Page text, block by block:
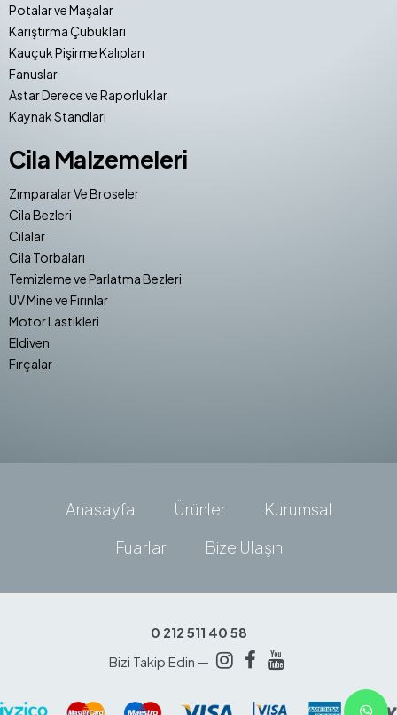
Potalar ve Maşalar
Karıştırma Çubukları
Kauçuk Pişirme Kalıpları
Fanuslar
Astar Derece ve Raporluklar
Kaynak Standları
Cila Malzemeleri
Zımparalar Ve Broseler
Cila Bezleri
Cilalar
Cila Torbaları
Temizleme ve Parlatma Bezleri
UV Mine ve Fırınlar
Motor Lastikleri
Eldiven
Fırçalar
Anasayfa Ürünler
Kurumsal
Fuarlar
Bize Ulaşın
0 212 511 40 58
Bizi Takip Edin —